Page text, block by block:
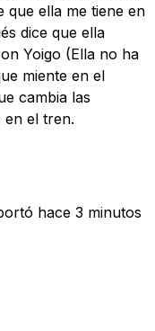
que ella me tiene en
dice que ella
Yoigo (Ella no ha
miente en el
cambia las
en el tren.
hace 3 minutos